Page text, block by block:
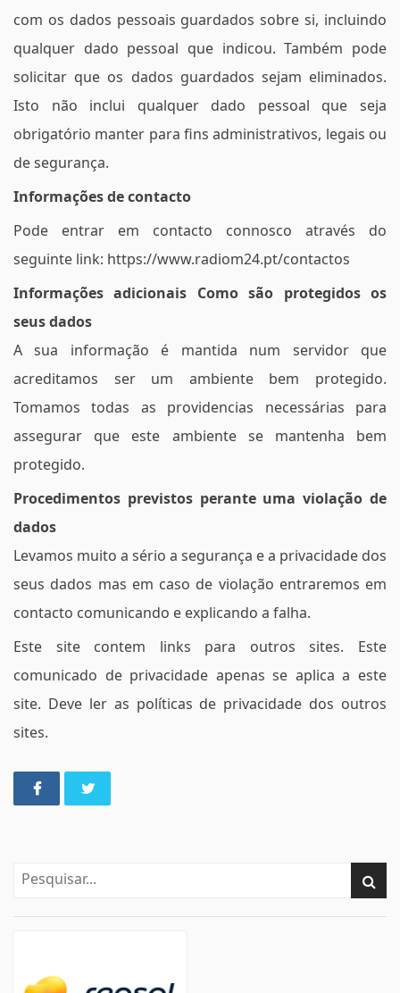
com os dados pessoais guardados sobre si, incluindo
qualquer dado pessoal que indicou. Também pode
solicitar que os dados guardados sejam eliminados.
Isto não inclui qualquer dado pessoal que seja
obrigatório manter para fins administrativos, legais ou
de segurança.
Informações de contacto
Pode entrar em contacto connosco através do
seguinte link: https://www.radiom24.pt/contactos
Informações adicionais Como são protegidos os
seus dados
A sua informação é mantida num servidor que
acreditamos ser um ambiente bem protegido.
Tomamos todas as providencias necessárias para
assegurar que este ambiente se mantenha bem
protegido.
Procedimentos previstos perante uma violação de
dados
Levamos muito a sério a segurança e a privacidade dos
seus dados mas em caso de violação entraremos em
contacto comunicando e explicando a falha.
Este site contem links para outros sites. Este
comunicado de privacidade apenas se aplica a este
site. Deve ler as políticas de privacidade dos outros
sites.